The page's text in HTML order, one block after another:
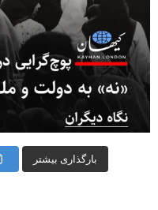
بارگذاری بیشتر